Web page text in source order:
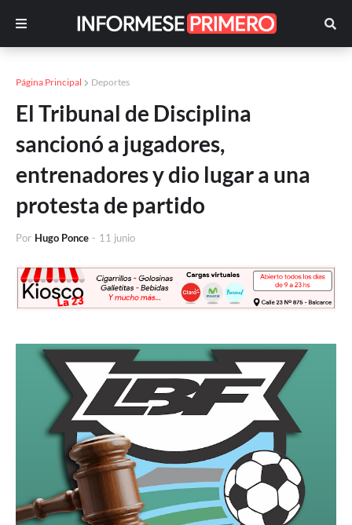
Página Principal Deportes
El Tribunal de Disciplina
sancionó a jugadores,
entrenadores y dio lugar a una
protesta de partido
Por Hugo Ponce - 11 junio